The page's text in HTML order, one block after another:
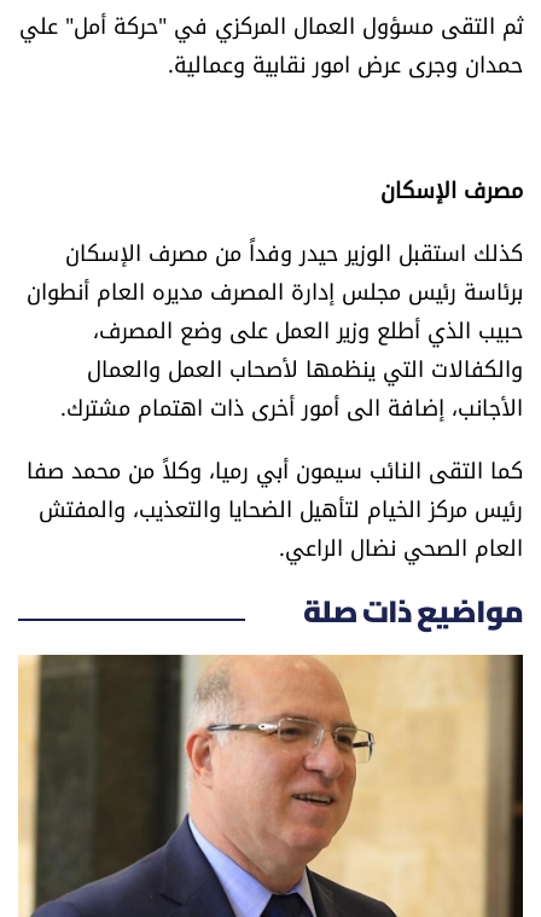
العالم
ثقافة وفنون
فصل من كتاب
اقرأ تضحك
كاميرا
سجالات
صحّة وصحن
الرياضة
حظّك اليوم
ثم التقى مسؤول العمال المركزي في "حركة أمل" علي
حمدان وجرى عرض امور نقابية وعمالية.
مصرف الإسكان
كذلك استقبل الوزير حيدر وفداً من مصرف الإسكان
برئاسة رئيس مجلس إدارة المصرف مديره العام أنطوان
حبيب الذي أطلع وزير العمل على وضع المصرف،
والكفالات التي ينظمها لأصحاب العمل والعمال
الأجانب، إضافة الى أمور أخرى ذات اهتمام مشترك.
كما التقى النائب سيمون أبي رميا، وكلاً من محمد صفا
رئيس مركز الخيام لتأهيل الضحايا والتعذيب، والمفتش
العام الصحي نضال الراعي.
مواضيع ذات صلة